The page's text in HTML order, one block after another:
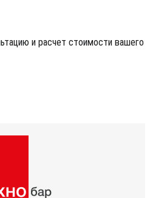
и расчет стоимости вашего